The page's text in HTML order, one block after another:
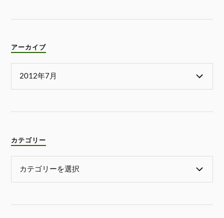
アーカイブ
カテゴリー